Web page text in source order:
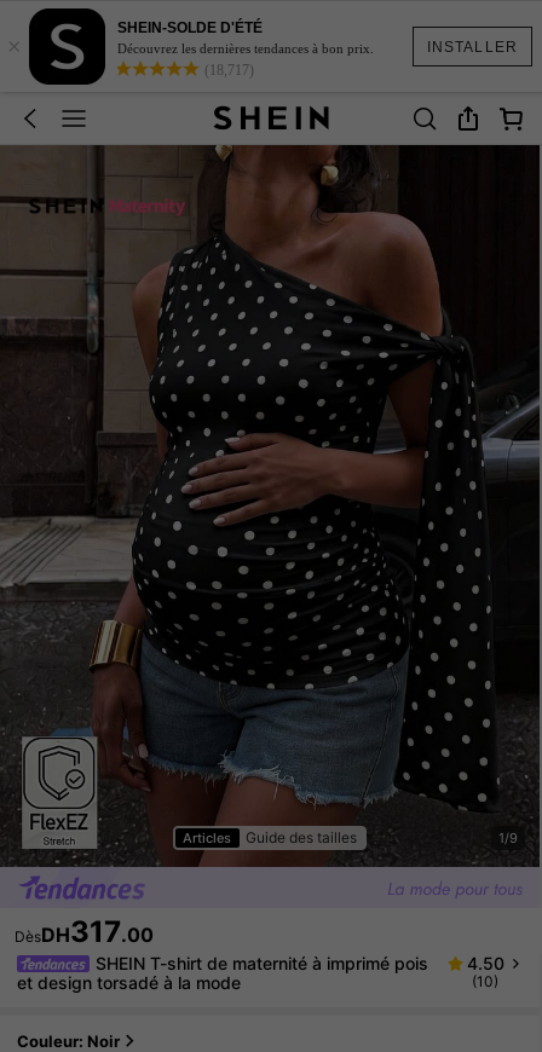
INSTALLER
×
SHEIN-SOLDE D'ÉTÉ
Découvrez les dernières tendances à bon prix.
(18,717)
Articles Guide des tailles 1/9
DèsDH317.00
SHEIN T-shirt de maternité à imprimé pois
et design torsadé à la mode
4.50
(10)
Couleur: Noir